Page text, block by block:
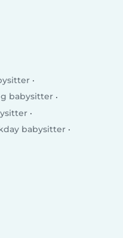
babysitter
babysitter